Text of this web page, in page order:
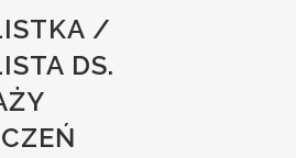
/
DS.